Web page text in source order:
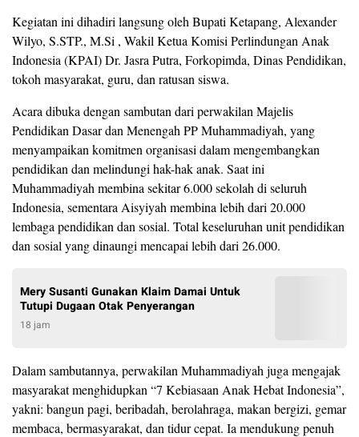
Kegiatan ini dihadiri langsung oleh Bupati Ketapang, Alexander
Wilyo, S.STP., M.Si , Wakil Ketua Komisi Perlindungan Anak
Indonesia (KPAI) Dr. Jasra Putra, Forkopimda, Dinas Pendidikan,
tokoh masyarakat, guru, dan ratusan siswa.
Acara dibuka dengan sambutan dari perwakilan Majelis
Pendidikan Dasar dan Menengah PP Muhammadiyah, yang
menyampaikan komitmen organisasi dalam mengembangkan
pendidikan dan melindungi hak-hak anak. Saat ini
Muhammadiyah membina sekitar 6.000 sekolah di seluruh
Indonesia, sementara Aisyiyah membina lebih dari 20.000
lembaga pendidikan dan sosial. Total keseluruhan unit pendidikan
dan sosial yang dinaungi mencapai lebih dari 26.000.
Mery Susanti Gunakan Klaim Damai Untuk
Tutupi Dugaan Otak Penyerangan
18 jam
Dalam sambutannya, perwakilan Muhammadiyah juga mengajak
masyarakat menghidupkan “7 Kebiasaan Anak Hebat Indonesia”,
yakni: bangun pagi, beribadah, berolahraga, makan bergizi, gemar
membaca, bermasyarakat, dan tidur cepat. Ia mendukung penuh